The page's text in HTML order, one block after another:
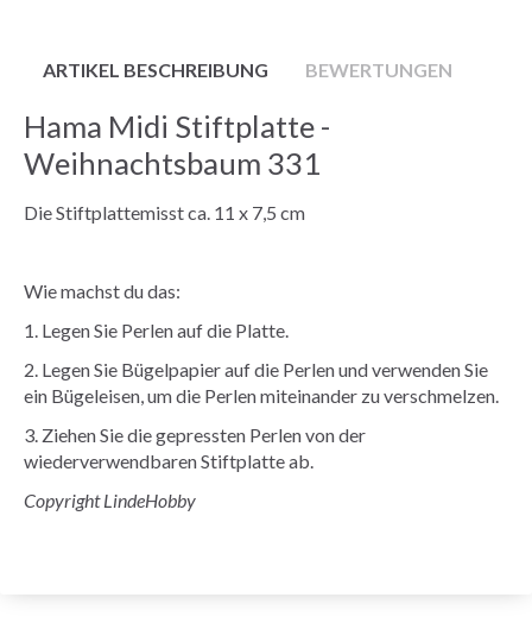
ARTIKEL BESCHREIBUNG BEWERTUNGEN
Hama Midi Stiftplatte -
Weihnachtsbaum 331
Die Stiftplattemisst ca. 11 x 7,5 cm
Wie machst du das:
1. Legen Sie Perlen auf die Platte.
2. Legen Sie Bügelpapier auf die Perlen und verwenden Sie
ein Bügeleisen, um die Perlen miteinander zu verschmelzen.
3. Ziehen Sie die gepressten Perlen von der
wiederverwendbaren Stiftplatte ab.
Copyright LindeHobby